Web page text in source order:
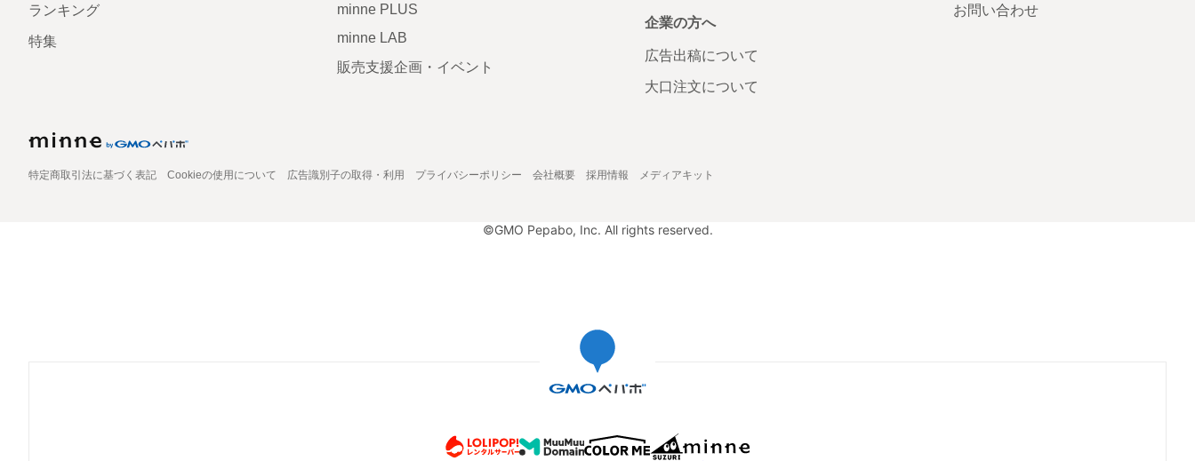
ランキング
特集
minne PLUS
minne LAB
販売支援企画・イベント
企業の方へ
広告出稿について
大口注文について
お問い合わせ
特定商取引法に基づく表記 Cookieの使用について 広告識別子の取得・利用 プライバシーポリシー 会社概要 採用情報 メディアキット
©GMO Pepabo, Inc. All rights reserved.